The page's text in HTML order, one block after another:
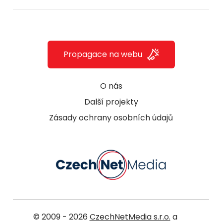
O nás
Další projekty
Zásady ochrany osobních údajů
Propagace na webu
© 2009 - 2026 CzechNetMedia s.r.o. a